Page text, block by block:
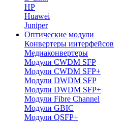
HP
Huawei
Juniper
Оптические модули
Конвертеры интерфейсов
Медиаконвертеры
Модули CWDM SFP
Модули CWDM SFP+
Модули DWDM SFP
Модули DWDM SFP+
Модули Fibre Channel
Модули GBIC
Модули QSFP+